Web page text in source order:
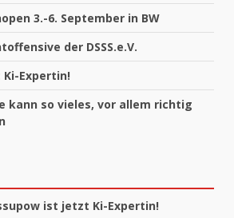
3.-6. September in BW
der DSSS.e.V.
Expertin!
kann so vieles, vor allem richtig
ist jetzt Ki-Expertin!